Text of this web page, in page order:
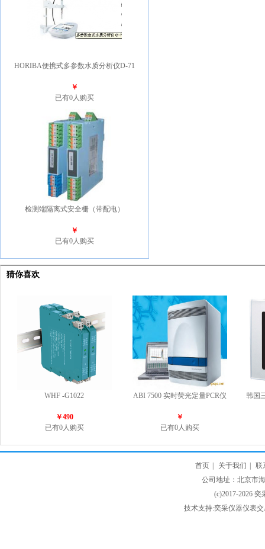
HORIBA便携式多参数水质分析仪D-71
￥
已有0人购买
检测端隔离式安全栅（带配电）
￥
已有0人购买
猜你喜欢
WHF -G1022
￥490
已有0人购买
ABI 7500 实时荧光定量PCR仪
￥
已有0人购买
韩国
首页 关于我们
联
公司地址：北京市
(c)2017-2026
技术支持:奕采仪器仪表